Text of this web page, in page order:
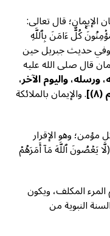
الإيمان؛ قال تعالى:
كُلٌّ ءَامَنَ بِٱللَّهِ
حديث جبريل حين
قال صلى الله عليه
ورسله، واليوم الآخر،
. والإيمان بالملائكة
وهو الإقرار
يَعۡصُونَ ٱللَّهَ مَآ أَمَرَهُمۡ
المكلف، ويكون
النبوية من